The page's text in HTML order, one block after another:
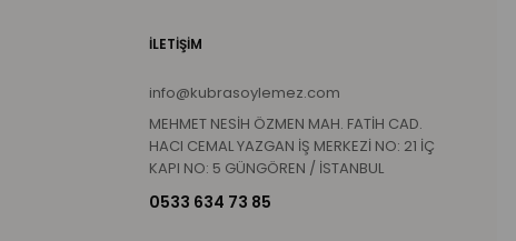
İLETİŞİM
info@kubrasoylemez.com
MEHMET NESİH ÖZMEN MAH. FATİH CAD.
HACI CEMAL YAZGAN İŞ MERKEZİ NO: 21 İÇ
KAPI NO: 5 GÜNGÖREN / İSTANBUL
0533 634 73 85